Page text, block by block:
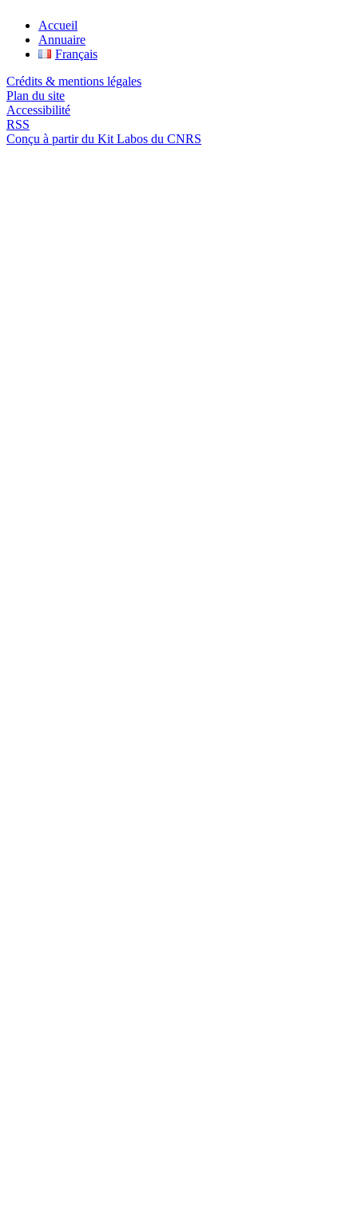
Accueil
Annuaire
Français
Crédits & mentions légales
Plan du site
Accessibilité
RSS
Conçu à partir du Kit Labos du CNRS